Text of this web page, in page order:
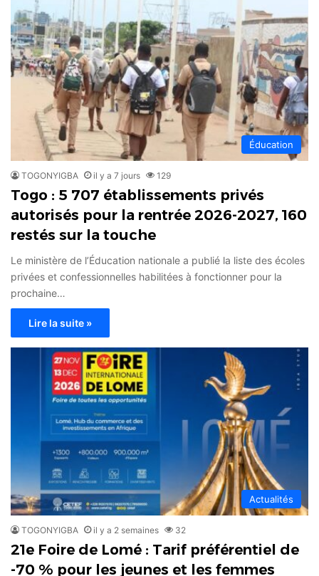
Éducation
TOGONYIGBA il y a 7 jours 129
Togo : 5 707 établissements privés
autorisés pour la rentrée 2026-2027, 160
restés sur la touche
Le ministère de l’Éducation nationale a publié la liste des écoles
privées et confessionnelles habilitées à fonctionner pour la
prochaine…
Lire la suite »
Actualités
TOGONYIGBA il y a 2 semaines 32
21e Foire de Lomé : Tarif préférentiel de
-70 % pour les jeunes et les femmes